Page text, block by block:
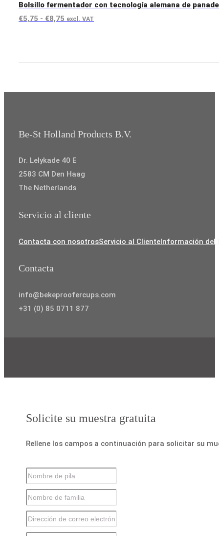
Bolsillo fermentador con tecnología alemana de
€5,75 - €8,75 Rango
excl. VAT
Be-St Holland Products B.V.
Dr. Lelykade 40 E
2583 CM Den Haag
The Netherlands
Servicio al cliente
Contacta con nosotrosServicio al ClienteInformación del
Contacta
info@bekeproofercups.com
+31 (0) 85 0711 877
Solicite su muestra gratuita
Rellene los campos a continuación para solicitar su